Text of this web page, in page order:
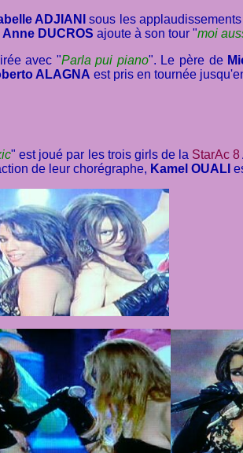
ADJIANI sous les
Anne DUCROS ajoute à son tour "moi
avec "Parla pui piano". Le père de
ALAGNA est pris en tournée
" est joué par les trois girls de la StarAc 8
de leur chorégraphe, Kamel OUALI